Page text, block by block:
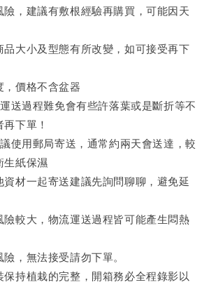
，建議有敷根經驗再購買，可能因天
大小及型態有所改變，如可接受再下
價格不含盆器
送過程難免會有些許落葉或是斷折等不
下單！
使用郵局寄送，通常約兩天會送達，較
生紙保濕
材一起寄送建議先詢問聊聊，避免延
險較大，物流運送過程皆可能產生悶熱
，無法接受請勿下單。
保持植栽的完整，開箱務必全程錄影以